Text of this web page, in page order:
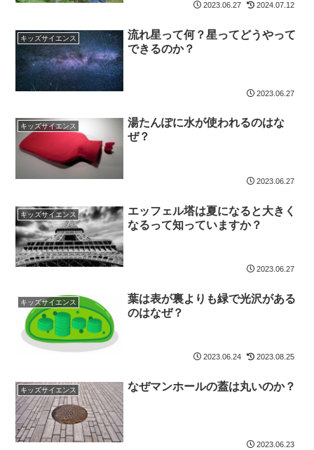
2023.06.27 2024.07.12
キッズサイエンス
流れ星って何？星ってどうやって
できるのか？
2023.06.27
キッズサイエンス
湯たんぽに水が使われるのはな
ぜ？
2023.06.27
キッズサイエンス
エッフェル塔は夏になると大きく
なるって知っていますか？
2023.06.27
キッズサイエンス
葉は表が裏よりも緑で光沢がある
のはなぜ？
2023.06.24 2023.08.25
キッズサイエンス なぜマンホールの蓋は丸いのか？
2023.06.23